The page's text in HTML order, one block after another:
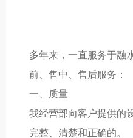
多年来，一直服务于融
前、售中、售后服务：
一、质量
我经营部向客户提供的
完整、清楚和正确的。